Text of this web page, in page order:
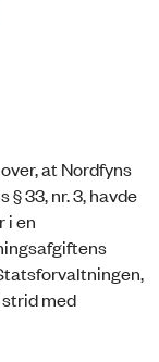
at Nordfyns
33, nr. 3, havde
i en
med